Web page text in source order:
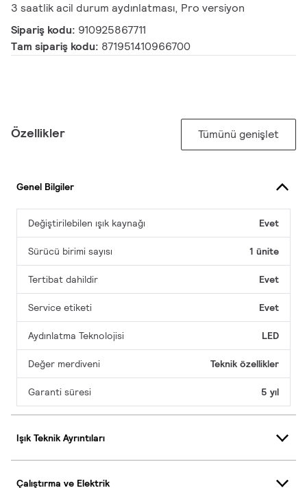
3 saatlik acil durum aydınlatması, Pro versiyon
Sipariş kodu: 910925867711
Tam sipariş kodu: 871951410966700
Özellikler Tümünü genişlet
Genel Bilgiler
Değiştirilebilen ışık kaynağı Evet
Sürücü birimi sayısı 1 ünite
Tertibat dahildir Evet
Service etiketi Evet
Aydınlatma Teknolojisi LED
Değer merdiveni Teknik özellikler
Garanti süresi 5 yıl
Işık Teknik Ayrıntıları
Çalıştırma ve Elektrik